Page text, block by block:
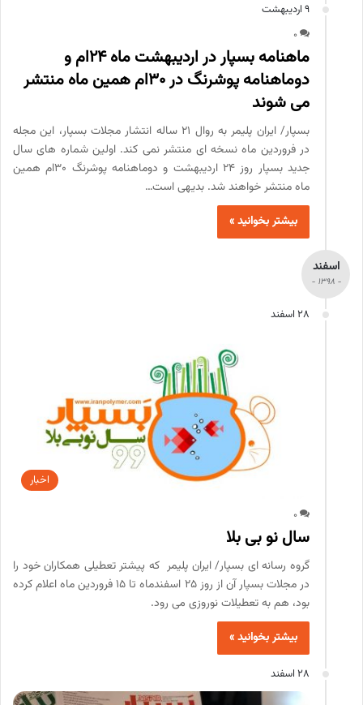
9 اردیبهشت
0
ماهنامه بسپار در اردیبهشت ماه 24ام و
دوماهنامه پوشرنگ در 30ام همین ماه منتشر
می شوند
بسپار/ ایران پلیمر به روال 21 ساله انتشار مجلات بسپار، این مجله
در فروردین ماه نسخه ای منتشر نمی کند. اولین شماره های سال
جدید بسپار روز 24 اردیبهشت و دوماهنامه پوشرنگ 30ام همین
ماه منتشر خواهند شد. بدیهی است…
بیشتر بخوانید »
اسفند
- 1398 -
28 اسفند
اخبار
0
سال نو بی بلا
گروه رسانه ای بسپار/ ایران پلیمر که پیشتر تعطیلی همکاران خود را
در مجلات بسپار آن از روز 25 اسفندماه تا 15 فروردین ماه اعلام کرده
بود، هم به تعطیلات نوروزی می رود.
بیشتر بخوانید »
28 اسفند